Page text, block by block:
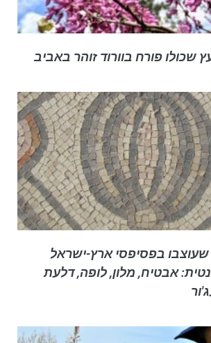
שכולו פורח בוורוד זוהר באביב
שעוצבו בפסיפסי ארץ-ישראל
אבטיח, מלון, לופה, דלעת